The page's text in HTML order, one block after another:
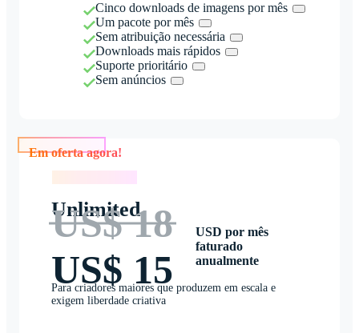
Cinco downloads de imagens por mês
Um pacote por mês
Sem atribuição necessária
Downloads mais rápidos
Suporte prioritário
Sem anúncios
Unlimited
US$ 18
US$ 15
USD por mês
faturado
anualmente
Para criadores maiores que produzem em escala e
exigem liberdade criativa